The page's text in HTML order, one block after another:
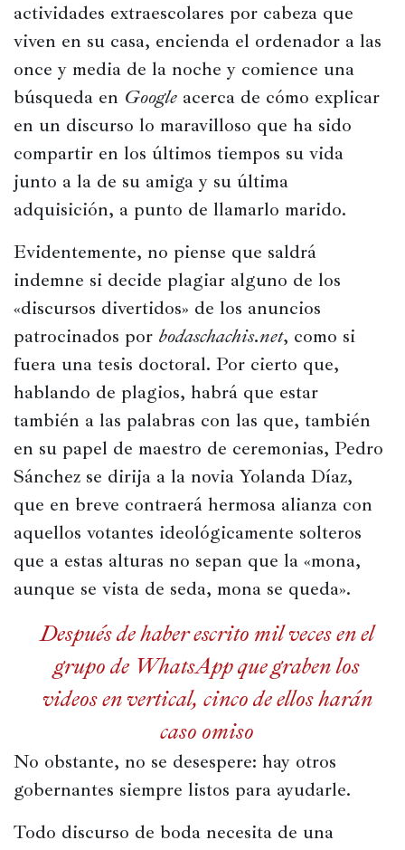
actividades extraescolares por cabeza que
viven en su casa, encienda el ordenador a las
once y media de la noche y comience una
búsqueda en Google acerca de cómo explicar
en un discurso lo maravilloso que ha sido
compartir en los últimos tiempos su vida
junto a la de su amiga y su última
adquisición, a punto de llamarlo marido.
Evidentemente, no piense que saldrá
indemne si decide plagiar alguno de los
«discursos divertidos» de los anuncios
patrocinados por bodaschachis.net, como si
fuera una tesis doctoral. Por cierto que,
hablando de plagios, habrá que estar
también a las palabras con las que, también
en su papel de maestro de ceremonias, Pedro
Sánchez se dirija a la novia Yolanda Díaz,
que en breve contraerá hermosa alianza con
aquellos votantes ideológicamente solteros
que a estas alturas no sepan que la «mona,
aunque se vista de seda, mona se queda».
Después de haber escrito mil veces en el
grupo de WhatsApp que graben los
videos en vertical, cinco de ellos harán
caso omiso
No obstante, no se desespere: hay otros
gobernantes siempre listos para ayudarle.
Todo discurso de boda necesita de una